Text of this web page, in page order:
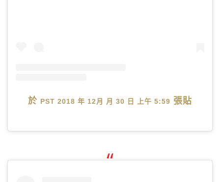
於 PST 2018 年 12月 月 30 日 上午 5:59 張貼